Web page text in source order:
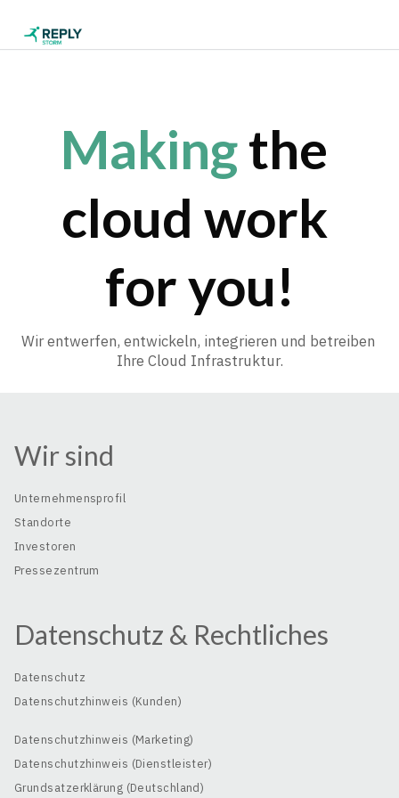
Making the
cloud work
for you!
Wir entwerfen, entwickeln, integrieren und betreiben
Ihre Cloud Infrastruktur.
Wir sind
Unternehmensprofil
Standorte
Investoren
Pressezentrum
Datenschutz & Rechtliches
Datenschutz
Datenschutzhinweis (Kunden)
Datenschutzhinweis (Marketing)
Datenschutzhinweis (Dienstleister)
Grundsatzerklärung (Deutschland)